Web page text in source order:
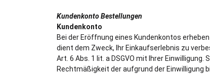
Kundenkonto Bestellungen
Kundenkonto
Bei der Eröffnung eines Kundenkontos
dient dem Zweck, Ihr Einkaufserlebnis zu
Art. 6 Abs. 1 lit. a DSGVO mit Ihrer
Rechtmäßigkeit der aufgrund der Einwilligung